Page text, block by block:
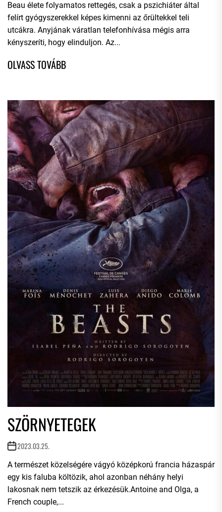
Beau élete folyamatos rettegés, csak a pszichiáter által
felírt gyógyszerekkel képes kimenni az őrültekkel teli
utcákra. Anyjának váratlan telefonhívása mégis arra
kényszeríti, hogy elinduljon. Az...
SZÖRNYETEGEK
2023.03.25.
A természet közelségére vágyó középkorú francia házaspár
egy kis faluba költözik, ahol azonban néhány helyi
lakosnak nem tetszik az érkezésük.Antoine and Olga, a
French couple,...